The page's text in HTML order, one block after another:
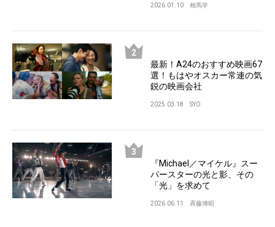
2026.01.10 相馬学
最新！A24のおすすめ映画67
選！もはやオスカー常連の気
鋭の映画会社
2025.03.18 SYO
『Michael／マイケル』スー
パースターの光と影、その
「光」を求めて
2026.06.11 斉藤博昭